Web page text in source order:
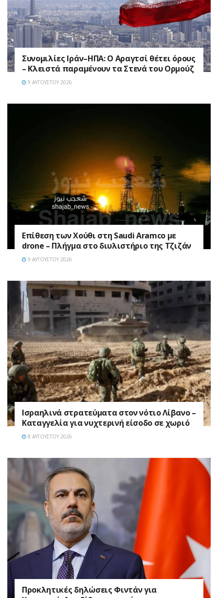
Συνομιλίες Ιράν–ΗΠΑ: Ο Αραγτσί θέτει όρους
– Κλειστά παραμένουν τα Στενά του Ορμούζ
9 ΑΥΓΟΎΣΤΟΥ 2026
Επίθεση των Χούθι στη Saudi Aramco με
drone – Πλήγμα στο διυλιστήριο της Τζιζάν
9 ΑΥΓΟΎΣΤΟΥ 2026
Ισραηλινά στρατεύματα στον νότιο Λίβανο –
Καταγγελία για νυχτερινή είσοδο σε χωριό
8 ΑΥΓΟΎΣΤΟΥ 2026
Προκλητικές δηλώσεις Φιντάν για